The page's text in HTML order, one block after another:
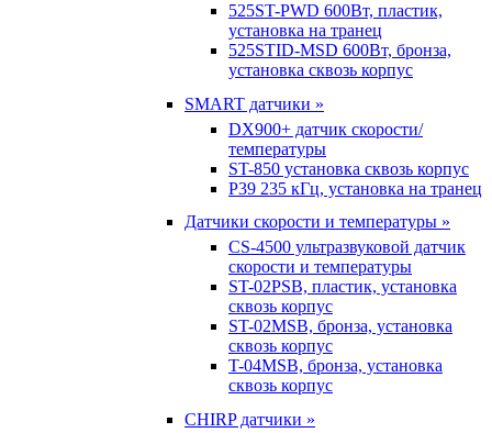
525ST-PWD 600Вт, пластик,
установка на транец
525STID-MSD 600Вт, бронза,
установка сквозь корпус
SMART датчики »
DX900+ датчик скорости/
температуры
ST-850 установка сквозь корпус
P39 235 кГц, установка на транец
Датчики скорости и температуры »
CS-4500 ультразвуковой датчик
скорости и температуры
ST-02PSB, пластик, установка
сквозь корпус
ST-02MSB, бронза, установка
сквозь корпус
T-04MSB, бронза, установка
сквозь корпус
CHIRP датчики »